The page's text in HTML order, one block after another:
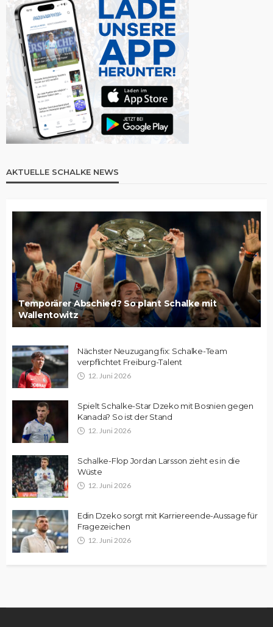
AKTUELLE SCHALKE NEWS
Temporärer Abschied? So plant Schalke mit
Wallentowitz
Nächster Neuzugang fix: Schalke-Team
verpflichtet Freiburg-Talent
12. Juni 2026
Spielt Schalke-Star Dzeko mit Bosnien gegen
Kanada? So ist der Stand
12. Juni 2026
Schalke-Flop Jordan Larsson zieht es in die
Wüste
12. Juni 2026
Edin Dzeko sorgt mit Karriereende-Aussage für
Fragezeichen
12. Juni 2026